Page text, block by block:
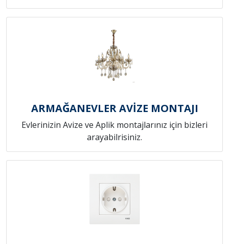
ARMAĞANEVLER AVİZE MONTAJI
Evlerinizin Avize ve Aplik montajlarınız için bizleri
arayabilrisiniz.